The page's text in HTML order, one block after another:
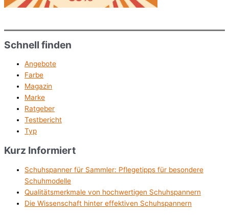
Schnell finden
Angebote
Farbe
Magazin
Marke
Ratgeber
Testbericht
Typ
Kurz Informiert
Schuhspanner für Sammler: Pflegetipps für besondere
Schuhmodelle
Qualitätsmerkmale von hochwertigen Schuhspannern
Die Wissenschaft hinter effektiven Schuhspannern